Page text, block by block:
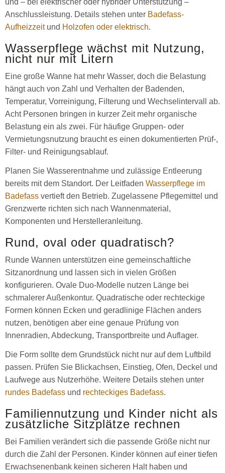
Anschlussleistung. Details stehen unter Badefass-
Aufheizzeitund Holzofen oder elektrisch.
Wasserpflege wächst mit Nutzung,
nicht nur mit Litern
Eine große Wanne hat mehr Wasser, doch die Belastung
hängt auch von Zahl und Verhalten der Badenden,
Temperatur, Vorreinigung, Filterung und Wechselintervall ab.
Acht Personen bringen in kurzer Zeit mehr organische
Belastung ein als zwei. Für häufige Gruppen- oder
Vermietungsnutzung braucht es einen dokumentierten Prüf-,
Filter- und Reinigungsablauf.
Planen Sie Wasserentnahme und zulässige Entleerung
bereits mit dem Standort. Der Leitfaden Wasserpflege im
Badefass vertieft den Betrieb. Zugelassene Pflegemittel und
Grenzwerte richten sich nach Wannenmaterial,
Komponenten und Herstelleranleitung.
Rund, oval oder quadratisch?
Runde Wannen unterstützen eine gemeinschaftliche
Sitzanordnung und lassen sich in vielen Größen
konfigurieren. Ovale Duo-Modelle nutzen Länge bei
schmalerer Außenkontur. Quadratische oder rechteckige
Formen können Ecken und geradlinige Flächen anders
nutzen, benötigen aber eine genaue Prüfung von
Innenradien, Abdeckung, Transportbreite und Auflager.
Die Form sollte dem Grundstück nicht nur auf dem Luftbild
passen. Prüfen Sie Blickachsen, Einstieg, Ofen, Deckel und
Laufwege aus Nutzerhöhe. Weitere Details stehen unter
rundes Badefass und rechteckiges Badefass.
Familiennutzung und Kinder nicht als
zusätzliche Sitzplätze rechnen
Bei Familien verändert sich die passende Größe nicht nur
durch die Zahl der Personen. Kinder können auf einer tiefen
Erwachsenenbank keinen sicheren Halt haben und